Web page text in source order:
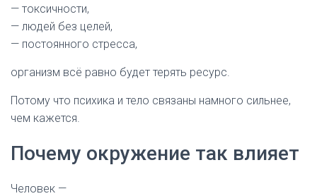
— токсичности,
— людей без целей,
— постоянного стресса,
организм всё равно будет терять ресурс.
Потому что психика и тело связаны намного сильнее,
чем кажется.
Почему окружение так влияет
Человек —